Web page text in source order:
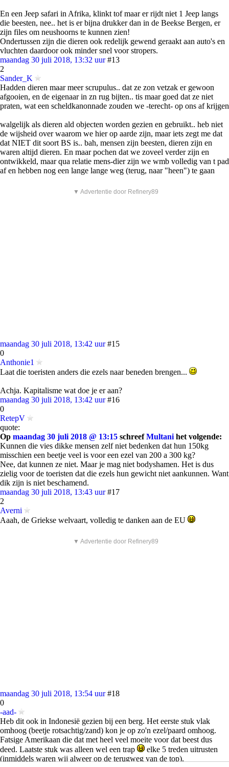
En een Jeep safari in Afrika, klinkt tof maar er rijdt niet 1 Jeep langs
die beesten, nee.. het is er bijna drukker dan in de Beekse Bergen, er
zijn files om neushoorns te kunnen zien!
Ondertussen zijn die dieren ook redelijk gewend geraakt aan auto's en
vluchten daardoor ook minder snel voor stropers.
maandag 30 juli 2018, 13:32 uur #13
2
Sander_K
Hadden dieren maar meer scrupulus.. dat ze zon vetzak er gewoon
afgooien, en de eigenaar in zn rug bijten.. tis maar goed dat ze niet
praten, wat een scheldkanonnade zouden we -terecht- op ons af krijgen
walgelijk als dieren ald objecten worden gezien en gebruikt.. heb niet
de wijsheid over waarom we hier op aarde zijn, maar iets zegt me dat
dat NIET dit soort BS is.. bah, mensen zijn beesten, dieren zijn en
waren altijd dieren. En maar pochen dat we zoveel verder zijn en
ontwikkeld, maar qua relatie mens-dier zijn we wmb volledig van t pad
af en hebben nog een lange lange weg (terug, naar "heen") te gaan
▼ Advertentie door Refinery89
maandag 30 juli 2018, 13:42 uur #15
0
Anthonie1
Laat die toeristen anders die ezels naar beneden brengen...
Achja. Kapitalisme wat doe je er aan?
maandag 30 juli 2018, 13:42 uur #16
0
RetepV
quote:
Op maandag 30 juli 2018 @ 13:15 schreefMultani het volgende:
Kunnen die vies dikke mensen zelf niet bedenken dat hun 150kg
misschien een beetje veel is voor een ezel van 200 a 300 kg?
Nee, dat kunnen ze niet. Maar je mag niet bodyshamen. Het is dus
zielig voor de toeristen dat die ezels hun gewicht niet aankunnen. Want
dik zijn is niet beschamend.
maandag 30 juli 2018, 13:43 uur #17
2
Averni
Aaah, de Griekse welvaart, volledig te danken aan de EU
▼ Advertentie door Refinery89
maandag 30 juli 2018, 13:54 uur #18
0
-aad-
Heb dit ook in Indonesië gezien bij een berg. Het eerste stuk vlak
omhoog (beetje rotsachtig/zand) kon je op zo'n ezel/paard omhoog.
Fatsige Amerikaan die dat met heel veel moeite voor dat beest dus
deed. Laatste stuk was alleen wel een trap
elke 5 treden uitrusten
(inmiddels waren wij alweer op de terugweg van de top).